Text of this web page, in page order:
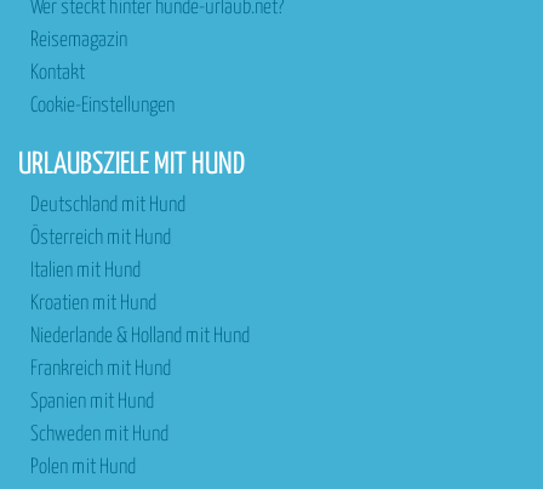
Wer steckt hinter hunde-urlaub.net?
Reisemagazin
Kontakt
Cookie-Einstellungen
URLAUBSZIELE MIT HUND
Deutschland mit Hund
Österreich mit Hund
Italien mit Hund
Kroatien mit Hund
Niederlande & Holland mit Hund
Frankreich mit Hund
Spanien mit Hund
Schweden mit Hund
Polen mit Hund